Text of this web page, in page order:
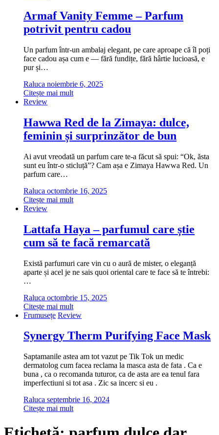
Armaf Vanity Femme – Parfum
potrivit pentru cadou
Un parfum într-un ambalaj elegant, pe care aproape că îl poți
face cadou așa cum e — fără fundițe, fără hârtie lucioasă, e
pur și…
Raluca noiembrie 6, 2025
Citește mai mult
Review
Hawwa Red de la Zimaya: dulce,
feminin și surprinzător de bun
Ai avut vreodată un parfum care te-a făcut să spui: “Ok, ăsta
sunt eu într-o sticluță”? Cam așa e Zimaya Hawwa Red. Un
parfum care…
Raluca octombrie 16, 2025
Citește mai mult
Review
Lattafa Haya – parfumul care știe
cum să te facă remarcată
Există parfumuri care vin cu o aură de mister, o eleganță
aparte și acel je ne sais quoi oriental care te face să te întrebi:
…
Raluca octombrie 15, 2025
Citește mai mult
Frumusețe Review
Synergy Therm Purifying Face Mask
Saptamanile astea am tot vazut pe Tik Tok un medic
dermatolog cum facea reclama la masca asta de fata . Ca e
buna , ca o recomanda tuturor, ca de asta are ea tenul fara
imperfectiuni si tot asa . Zic sa incerc si eu .
Raluca septembrie 16, 2024
Citește mai mult